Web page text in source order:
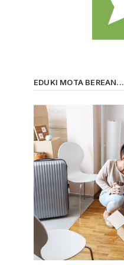
EDUKI MOTA BEREAN...